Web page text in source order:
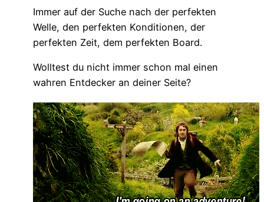
Immer auf der Suche nach der perfekten
Welle, den perfekten Konditionen, der
perfekten Zeit, dem perfekten Board.
Wolltest du nicht immer schon mal einen
wahren Entdecker an deiner Seite?